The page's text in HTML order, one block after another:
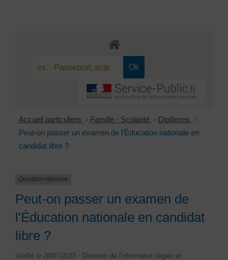
Accueil particuliers > Famille - Scolarité > Diplômes >
Peut-on passer un examen de l'Éducation nationale en
candidat libre ?
Question-réponse
Peut-on passer un examen de
l'Éducation nationale en candidat
libre ?
Vérifié le 28/07/2023 - Direction de l'information légale et